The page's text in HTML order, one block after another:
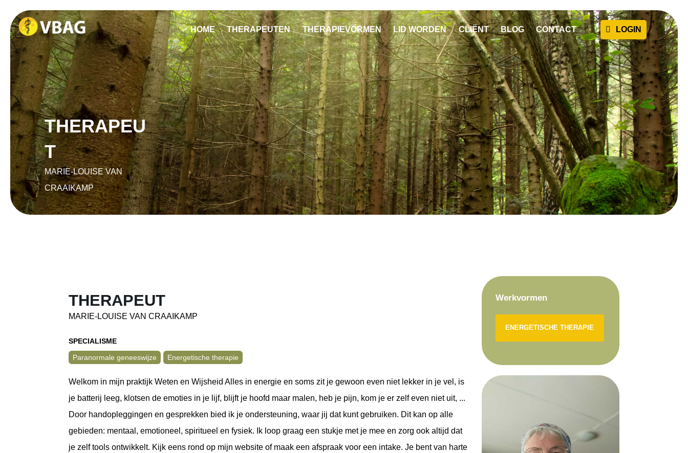
HOME THERAPEUTEN THERAPIEVORMEN LID WORDEN CLIËNT BLOG CONTACT
THERAPEU
T
MARIE-LOUISE VAN
CRAAIKAMP
THERAPEUT
MARIE-LOUISE VAN CRAAIKAMP
SPECIALISME
Paranormale geneeswijze
Energetische therapie
Welkom in mijn praktijk Weten en Wijsheid Alles in energie en soms zit je gewoon even niet lekker in je vel, is
je batterij leeg, klotsen de emoties in je lijf, blijft je hoofd maar malen, heb je pijn, kom je er zelf even niet uit, ...
Door handopleggingen en gesprekken bied ik je ondersteuning, waar jij dat kunt gebruiken. Dit kan op alle
gebieden: mentaal, emotioneel, spiritueel en fysiek. Ik loop graag een stukje met je mee en zorg ook altijd dat
je zelf tools ontwikkelt. Kijk eens rond op mijn website of maak een afspraak voor een intake. Je bent van harte
Werkvormen
ENERGETISCHE THERAPIE